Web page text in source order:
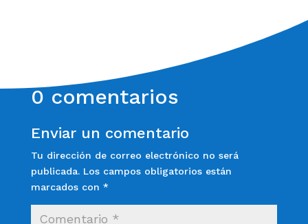
0 comentarios
Enviar un comentario
Tu dirección de correo electrónico no será
publicada. Los campos obligatorios están
marcados con *